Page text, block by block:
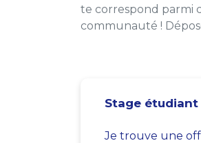
te correspond parmi
communauté !
Stage étudiant
Je trouve une